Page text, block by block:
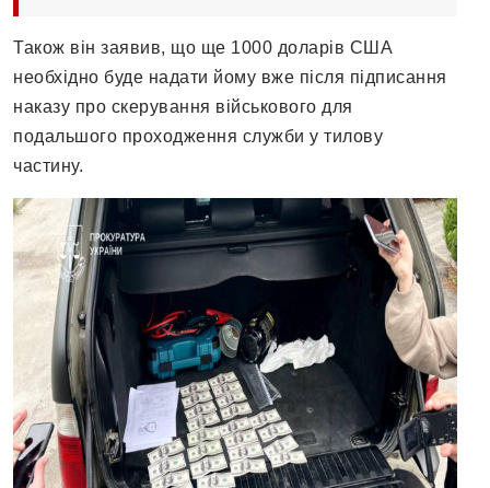
Також він заявив, що ще 1000 доларів США
необхідно буде надати йому вже після підписання
наказу про скерування військового для
подальшого проходження служби у тилову
частину.